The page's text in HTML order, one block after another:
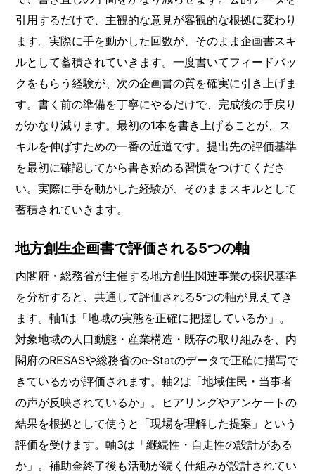
引用するだけで、主観的な意見が客観的な根拠に変わり
ます。実際に手を動かした回数が、そのまま企画書スキ
ルとして蓄積されていきます。一度書いてフィードバッ
クをもらう経験が、次の企画書の質を確実に引き上げま
す。書く前の準備を丁寧にやるだけで、完成後の手戻り
がかなり減ります。最初の1本を書き上げることが、ス
キルを伸ばすための一番の近道です。提出先の評価基準
を最初に確認してから書き始める習慣をつけてくださ
い。実際に手を動かした経験が、そのままスキルとして
蓄積されていきます。
地方創生企画書で評価される5つの軸
内閣府・総務省が主催する地方創生関連事業の採択基準
を分析すると、共通して評価される5つの軸が見えてき
ます。軸1は「地域の実態を正確に把握しているか」。
対象地域の人口動態・産業構造・既存の取り組みを、内
閣府のRESASや総務省のe-Statのデータで正確に描写で
きているかが評価されます。軸2は「地域住民・当事者
の声が反映されているか」。ヒアリングやアンケートの
結果を根拠として使うと「現場を理解した提案」という
評価を受けます。軸3は「継続性・自走性の設計がある
か」。補助金終了後も活動が続く仕組みが設計されてい